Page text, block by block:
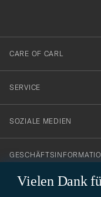
Vielen Dank
dig
till
vårt
nyhetsbrev!
CARE OF CARL
SERVICE
SOZIALE MEDIEN